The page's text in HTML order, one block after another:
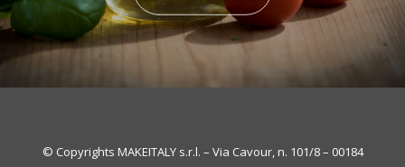
© Copyrights MAKEITALY s.r.l. – Via Cavour, n. 101/8 – 00184